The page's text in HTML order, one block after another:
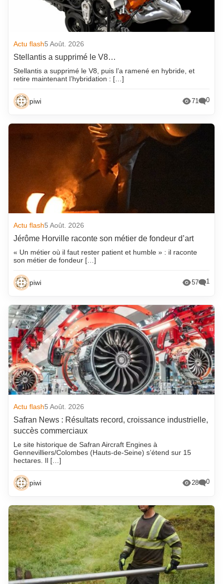
Actu flash5 Août. 2026
Stellantis a supprimé le V8…
Stellantis a supprimé le V8, puis l’a ramené en hybride, et
retire maintenant l’hybridation : […]
piwi 71 0
Actu flash5 Août. 2026
Jérôme Horville raconte son métier de fondeur d’art
« Un métier où il faut rester patient et humble » : il raconte
son métier de fondeur […]
piwi 57 1
Actu flash5 Août. 2026
Safran News : Résultats record, croissance industrielle,
succès commerciaux
Le site historique de Safran Aircraft Engines à
Gennevilliers/Colombes (Hauts-de-Seine) s’étend sur 15
hectares. Il […]
piwi 28 0